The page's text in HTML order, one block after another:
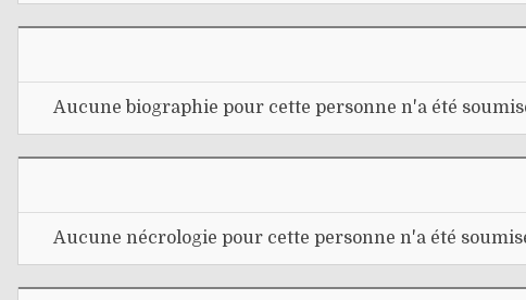
Aucune biographie pour cette personne n'a été
Aucune nécrologie pour cette personne n'a été